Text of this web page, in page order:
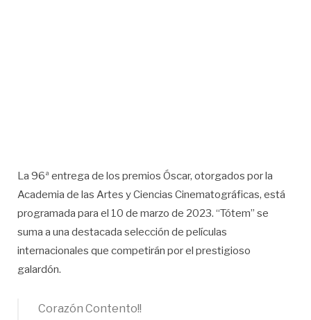
La 96ª entrega de los premios Óscar, otorgados por la
Academia de las Artes y Ciencias Cinematográficas, está
programada para el 10 de marzo de 2023. “Tótem” se
suma a una destacada selección de películas
internacionales que competirán por el prestigioso
galardón.
Corazón Contento!!